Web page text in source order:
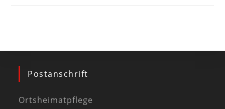
Postanschrift
Ortsheimatpflege